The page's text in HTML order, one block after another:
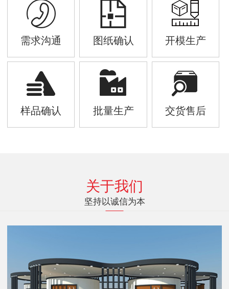
需求沟通 图纸确认 开模生产
样品确认 批量生产 交货售后
关于我们
坚持以诚信为本